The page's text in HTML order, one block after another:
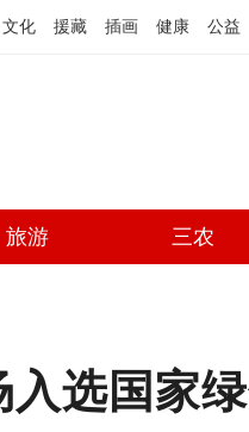
文化 援藏 插画 健康 公益
旅游 三农
选国家